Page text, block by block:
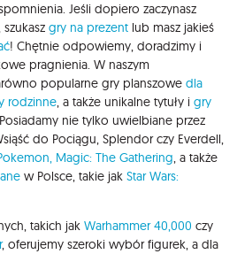
Jeśli dopiero zaczynasz
gry na prezent lub masz jakieś
! Chętnie odpowiemy, doradzimy i
pragnienia. W naszym
popularne gry planszowe dla
rodzinne, a także unikalne tytuły i gry
nie tylko uwielbiane przez
do Pociągu, Splendor czy Everdell,
Magic: The Gathering, a także
w Polsce, takie jak Star Wars:
takich jak Warhammer 40,000 czy
, oferujemy szeroki wybór figurek, a dla